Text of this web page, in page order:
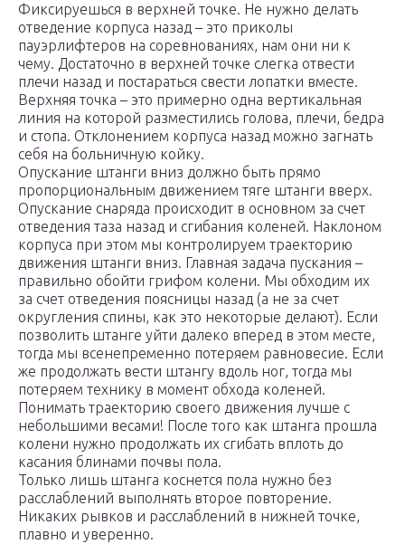
Фиксируешься в верхней точке. Не нужно делать
отведение корпуса назад – это приколы
пауэрлифтеров на соревнованиях, нам они ни к
чему. Достаточно в верхней точке слегка отвести
плечи назад и постараться свести лопатки вместе.
Верхняя точка – это примерно одна вертикальная
линия на которой разместились голова, плечи, бедра
и стопа. Отклонением корпуса назад можно загнать
себя на больничную койку.
Опускание штанги вниз должно быть прямо
пропорциональным движением тяге штанги вверх.
Опускание снаряда происходит в основном за счет
отведения таза назад и сгибания коленей. Наклоном
корпуса при этом мы контролируем траекторию
движения штанги вниз. Главная задача пускания –
правильно обойти грифом колени. Мы обходим их
за счет отведения поясницы назад (а не за счет
округления спины, как это некоторые делают). Если
позволить штанге уйти далеко вперед в этом месте,
тогда мы всенепременно потеряем равновесие. Если
же продолжать вести штангу вдоль ног, тогда мы
потеряем технику в момент обхода коленей.
Понимать траекторию своего движения лучше с
небольшими весами! После того как штанга прошла
колени нужно продолжать их сгибать вплоть до
касания блинами почвы пола.
Только лишь штанга коснется пола нужно без
расслаблений выполнять второе повторение.
Никаких рывков и расслаблений в нижней точке,
плавно и уверенно.